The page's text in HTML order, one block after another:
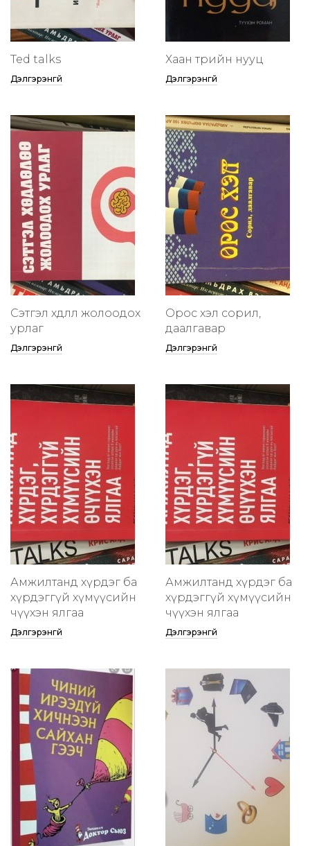
Ted talks
Дэлгэрэнгүй
Хаан төрийн нууц
Дэлгэрэнгүй
Сэтгэл хөдлөлөө жолоодох
урлаг
Дэлгэрэнгүй
Орос хэл сорил,
даалгавар
Дэлгэрэнгүй
Амжилтанд хүрдэг ба
хүрдэггүй хүмүүсийн
өчүүхэн ялгаа
Дэлгэрэнгүй
Амжилтанд хүрдэг ба
хүрдэггүй хүмүүсийн
өчүүхэн ялгаа
Дэлгэрэнгүй